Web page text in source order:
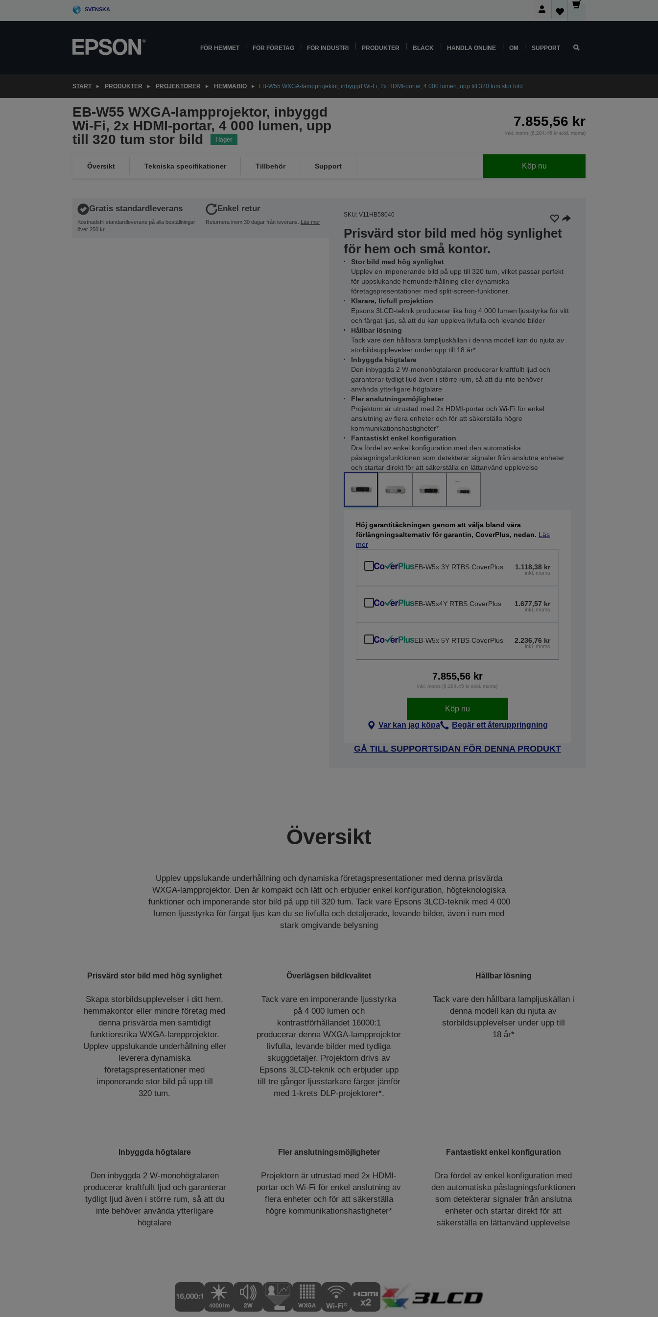
SVENSKA
FÖR HEMMET FÖR FÖRETAG FÖR INDUSTRI PRODUKTER BLÄCK HANDLA ONLINE OM SUPPORT
START PRODUKTER PROJEKTORER HEMMABIO EB-W55 WXGA-lampprojektor, inbyggd Wi-Fi, 2x HDMI-portar, 4 000 lumen, upp till 320 tum stor bild
EB-W55 WXGA-lampprojektor, inbyggd
Wi-Fi, 2x HDMI-portar, 4 000 lumen, upp
till 320 tum stor bild
I lager
7.855,56 kr
inkl. moms (6.284,45 kr exkl. moms)
Översikt Tekniska specifikationer Tillbehör Support Köp nu
Gratis standardleverans
Kostnadsfri standardleverans på alla beställningar
över 250 kr
Enkel retur
Returnera inom 30 dagar från leverans. Läs mer
SKU: V11HB58040
Prisvärd stor bild med hög synlighet
för hem och små kontor.
Stor bild med hög synlighet
Upplev en imponerande bild på upp till 320 tum, vilket passar perfekt
för uppslukande hemunderhållning eller dynamiska
företagspresentationer med split-screen-funktioner.
Klarare, livfull projektion
Epsons 3LCD-teknik producerar lika hög 4 000 lumen ljusstyrka för vitt
och färgat ljus, så att du kan uppleva livfulla och levande bilder
Hållbar lösning
Tack vare den hållbara lampljuskällan i denna modell kan du njuta av
storbildsupplevelser under upp till 18 år*
Inbyggda högtalare
Den inbyggda 2 W-monohögtalaren producerar kraftfullt ljud och
garanterar tydligt ljud även i större rum, så att du inte behöver
använda ytterligare högtalare
Fler anslutningsmöjligheter
Projektorn är utrustad med 2x HDMI-portar och Wi-Fi för enkel
anslutning av flera enheter och för att säkerställa högre
kommunikationshastigheter*
Fantastiskt enkel konfiguration
Dra fördel av enkel konfiguration med den automatiska
påslagningsfunktionen som detekterar signaler från anslutna enheter
och startar direkt för att säkerställa en lättanvänd upplevelse
Höj garantitäckningen genom att välja bland våra
förlängningsalternativ för garantin, CoverPlus, nedan. Läs
mer
EB-W5x 3Y RTBS CoverPlus 1.118,38 kr
inkl. moms
EB-W5x4Y RTBS CoverPlus 1.677,57 kr
inkl. moms
EB-W5x 5Y RTBS CoverPlus 2.236,76 kr
inkl. moms
7.855,56 kr
inkl. moms (6.284,45 kr exkl. moms)
Köp nu
Var kan jag köpa
Begär ett återuppringning
GÅ TILL SUPPORTSIDAN FÖR DENNA PRODUKT
Översikt
Upplev uppslukande underhållning och dynamiska företagspresentationer med denna prisvärda
WXGA-lampprojektor. Den är kompakt och lätt och erbjuder enkel konfiguration, högteknologiska
funktioner och imponerande stor bild på upp till 320 tum. Tack vare Epsons 3LCD-teknik med 4 000
lumen ljusstyrka för färgat ljus kan du se livfulla och detaljerade, levande bilder, även i rum med
stark omgivande belysning
Prisvärd stor bild med hög synlighet
Skapa storbildsupplevelser i ditt hem,
hemmakontor eller mindre företag med
denna prisvärda men samtidigt
funktionsrika WXGA-lampprojektor.
Upplev uppslukande underhållning eller
leverera dynamiska
företagspresentationer med
imponerande stor bild på upp till
320 tum.
Överlägsen bildkvalitet
Tack vare en imponerande ljusstyrka
på 4 000 lumen och
kontrastförhållandet 16000:1
producerar denna WXGA-lampprojektor
livfulla, levande bilder med tydliga
skuggdetaljer. Projektorn drivs av
Epsons 3LCD-teknik och erbjuder upp
till tre gånger ljusstarkare färger jämför
med 1-krets DLP-projektorer*.
Hållbar lösning
Tack vare den hållbara lampljuskällan i
denna modell kan du njuta av
storbildsupplevelser under upp till
18 år*
Inbyggda högtalare
Den inbyggda 2 W-monohögtalaren
producerar kraftfullt ljud och garanterar
tydligt ljud även i större rum, så att du
inte behöver använda ytterligare
högtalare
Fler anslutningsmöjligheter
Projektorn är utrustad med 2x HDMI-
portar och Wi-Fi för enkel anslutning av
flera enheter och för att säkerställa
högre kommunikationshastigheter*
Fantastiskt enkel konfiguration
Dra fördel av enkel konfiguration med
den automatiska påslagningsfunktionen
som detekterar signaler från anslutna
enheter och startar direkt för att
säkerställa en lättanvänd upplevelse